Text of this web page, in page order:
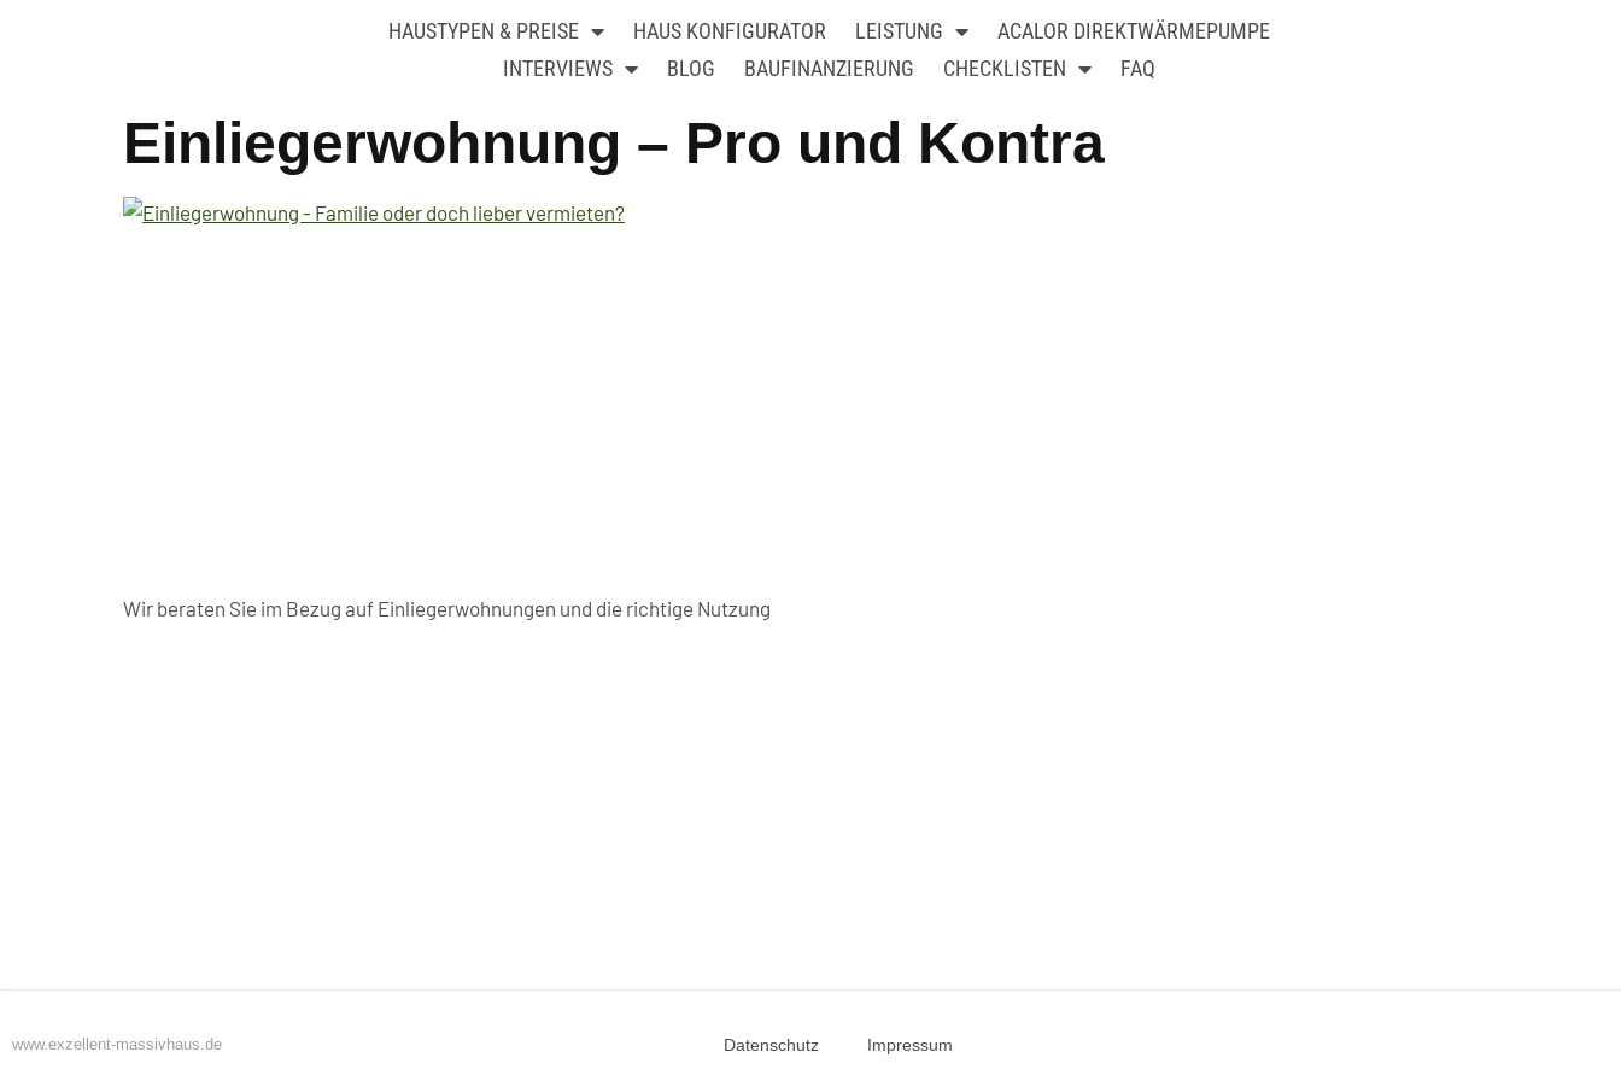
HAUSTYPEN & PREISE HAUS KONFIGURATOR LEISTUNG
ACALOR DIREKTWÄRMEPUMPE
INTERVIEWS
BLOG BAUFINANZIERUNG CHECKLISTEN FAQ
Einliegerwohnung – Pro und Kontra
Wir beraten Sie im Bezug auf Einliegerwohnungen und die richtige Nutzung
www.exzellent-massivhaus.de Datenschutz Impressum